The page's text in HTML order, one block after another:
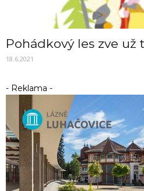
Pohádkový les zve už
18.6.2021
- Reklama -